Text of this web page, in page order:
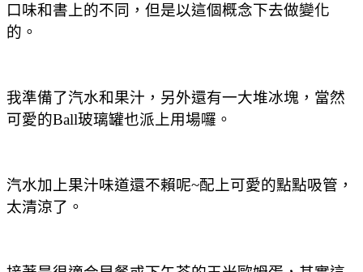
口味和書上的不同，但是以這個概念下去做變化
的。
我準備了汽水和果汁，另外還有一大堆冰塊，當然
可愛的Ball玻璃罐也派上用場囉。
汽水加上果汁味道還不賴呢~配上可愛的點點吸管，
太清涼了。